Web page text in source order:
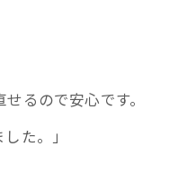
るので安心です。
た。」